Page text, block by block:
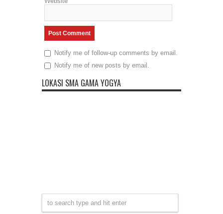
Notify me of follow-up comments by email.
Notify me of new posts by email.
LOKASI SMA GAMA YOGYA